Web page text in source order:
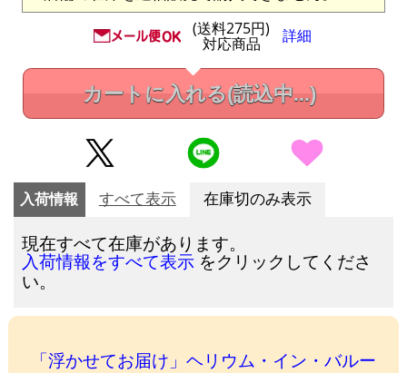
(送料275円)
対応商品 詳細
カートに入れる(読込中...)
入荷情報 すべて表示 在庫切のみ表示
現在すべて在庫があります。
入荷情報をすべて表示 をクリックしてくださ
い。
「浮かせてお届け」ヘリウム・イン・バルー